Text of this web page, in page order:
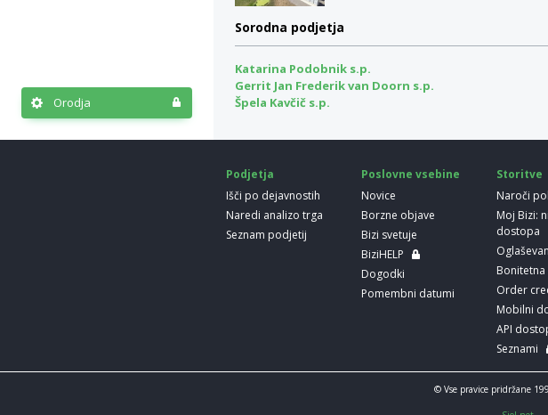
Orodja
Sorodna podjetja
Katarina Podobnik s.p.
Gerrit Jan Frederik van Doorn s.p.
Špela Kavčič s.p.
Podjetja
Išči po dejavnostih
Naredi analizo trga
Seznam podjetij
Poslovne vsebine
Novice
Borzne objave
Bizi svetuje
BiziHELP
Dogodki
Pomembni datumi
Storitve
Naroči
Moj Bizi:
dostopa
Order
Mobilni
API
Seznami
© Vse pravice pridržane